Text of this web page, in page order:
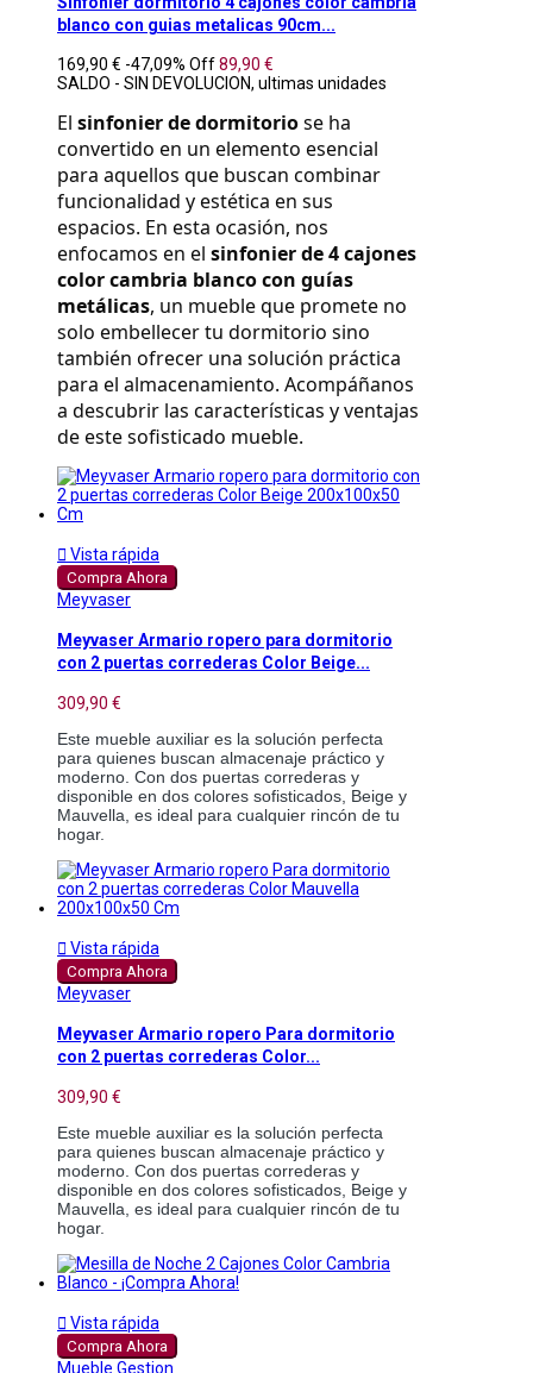
blanco con guias metalicas 90cm...
169,90 € -47,09% Off89,90 €
SALDO - SIN DEVOLUCION, ultimas unidades
El sinfonier de dormitorio se ha
convertido en un elemento esencial
para aquellos que buscan combinar
funcionalidad y estética en sus
espacios. En esta ocasión, nos
enfocamos en el sinfonier de 4 cajones
color cambria blanco con guías
metálicas, un mueble que promete no
solo embellecer tu dormitorio sino
también ofrecer una solución práctica
para el almacenamiento. Acompáñanos
a descubrir las características y ventajas
de este sofisticado mueble.
 Vista rápida
Compra Ahora
Meyvaser
Meyvaser Armario ropero para dormitorio
con 2 puertas correderas Color Beige...
309,90 €
Este mueble auxiliar es la solución perfecta
para quienes buscan almacenaje práctico y
moderno. Con dos puertas correderas y
disponible en dos colores sofisticados, Beige y
Mauvella, es ideal para cualquier rincón de tu
hogar.
 Vista rápida
Compra Ahora
Meyvaser
Meyvaser Armario ropero Para dormitorio
con 2 puertas correderas Color...
309,90 €
Este mueble auxiliar es la solución perfecta
para quienes buscan almacenaje práctico y
moderno. Con dos puertas correderas y
disponible en dos colores sofisticados, Beige y
Mauvella, es ideal para cualquier rincón de tu
hogar.
 Vista rápida
Compra Ahora
Mueble Gestion